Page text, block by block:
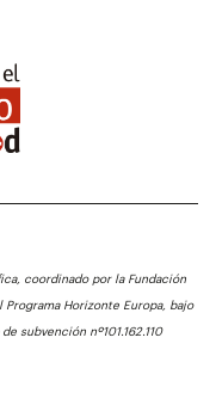
coordinado por la Fundación
Horizonte Europa, bajo
subvención nº101.162.110